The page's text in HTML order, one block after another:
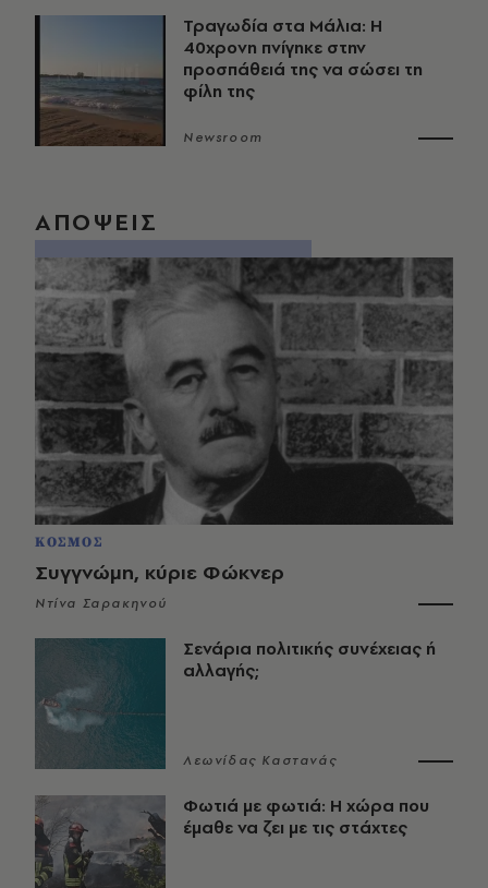
Τραγωδία στα Μάλια: Η
40χρονη πνίγηκε στην
προσπάθειά της να σώσει τη
φίλη της
Newsroom
ΑΠΟΨΕΙΣ
ΚΟΣΜΟΣ
Συγγνώμη, κύριε Φώκνερ
Ντίνα Σαρακηνού
Σενάρια πολιτικής συνέχειας ή
αλλαγής;
Λεωνίδας Καστανάς
Φωτιά με φωτιά: Η χώρα που
έμαθε να ζει με τις στάχτες